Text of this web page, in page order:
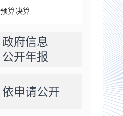
预算决算
政府信息
公开年报
依申请公开